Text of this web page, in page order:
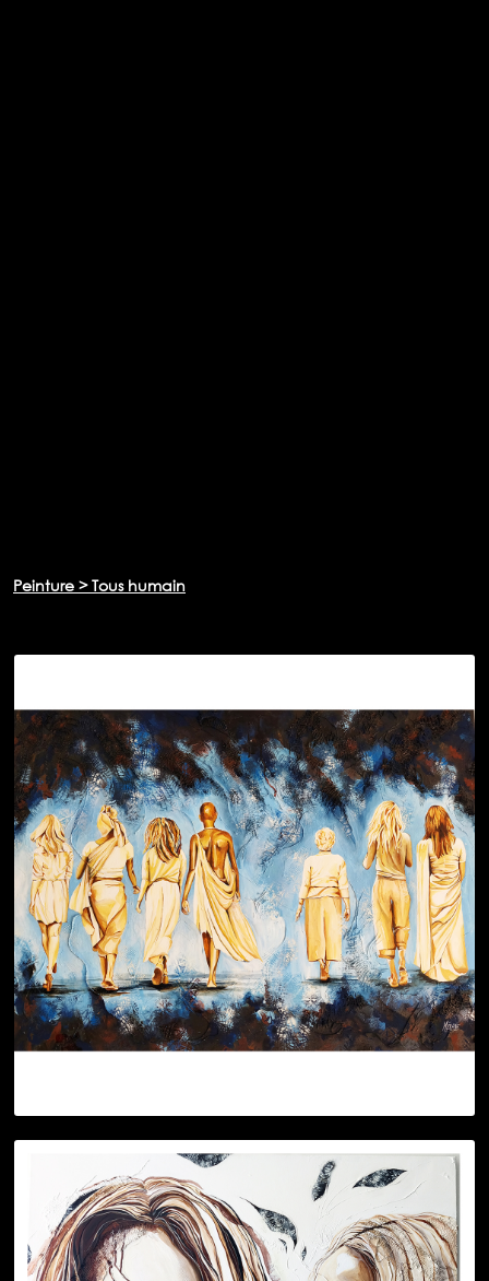
Peinture > Tous humain